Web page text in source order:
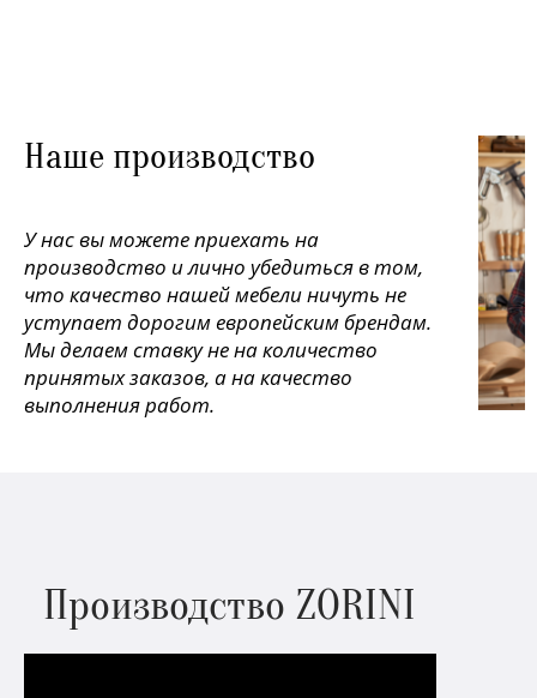
Наше производство
У нас вы можете приехать на
производство и лично убедиться в том,
что качество нашей мебели ничуть не
уступает дорогим европейским брендам.
Мы делаем ставку не на количество
принятых заказов, а на качество
выполнения работ.
Производство ZORINI